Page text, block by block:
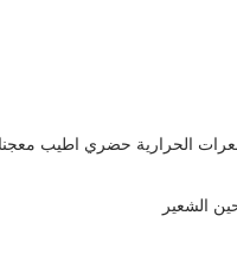
الحرارية حضري اطيب
الشعير